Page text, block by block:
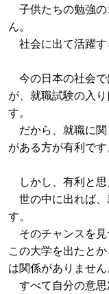
子供たちの勉強
ん。
社会に出て活躍す
今の日本の社会で
が、就職試験の入
す。
だから、就職に
がある方が有利です
しかし、有利と思
世の中に出れば、
す。
そのチャンスを
この大学を出たと
は関係がありません
すべて自分の意思